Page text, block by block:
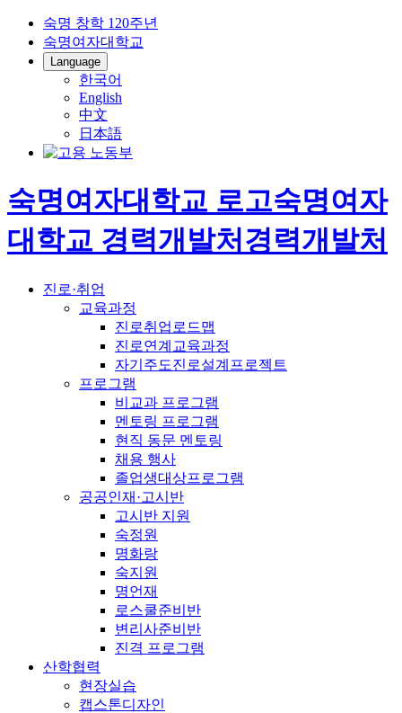
숙명 창학 120주년
숙명여자대학교
Language
한국어
English
中文
日本語
숙명여자대학교 로고숙명여자
대학교 경력개발처경력개발처
진로·취업
교육과정
진로취업로드맵
진로연계교육과정
자기주도진로설계프로젝트
프로그램
비교과 프로그램
멘토링 프로그램
현직 동문 멘토링
채용 행사
졸업생대상프로그램
공공인재·고시반
고시반 지원
숙정원
명화랑
숙지원
명언재
로스쿨준비반
변리사준비반
진격 프로그램
산학협력
현장실습
캡스톤디자인